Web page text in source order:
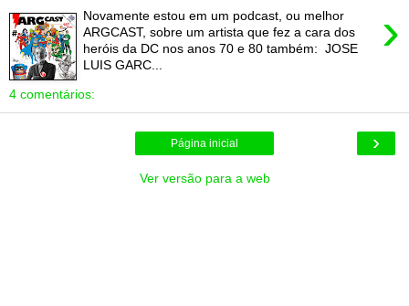
›
Novamente estou em um podcast, ou melhor
ARGCAST, sobre um artista que fez a cara dos
heróis da DC nos anos 70 e 80 também: JOSE
LUIS GARC...
4 comentários:
›
Página inicial
Ver versão para a web